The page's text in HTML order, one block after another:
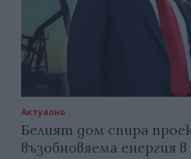
Актуално
Белият дом спира
възобновяема енергия